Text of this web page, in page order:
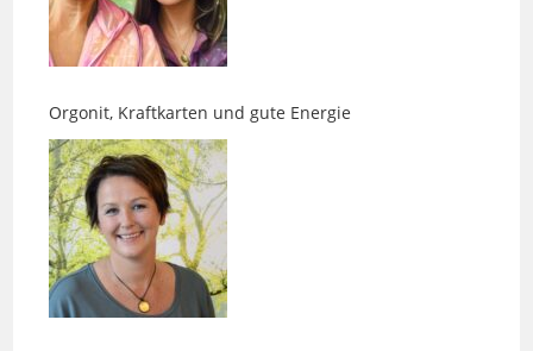
Orgonit, Kraftkarten und gute Energie
Akasha-Readings und Chakrenarbeit